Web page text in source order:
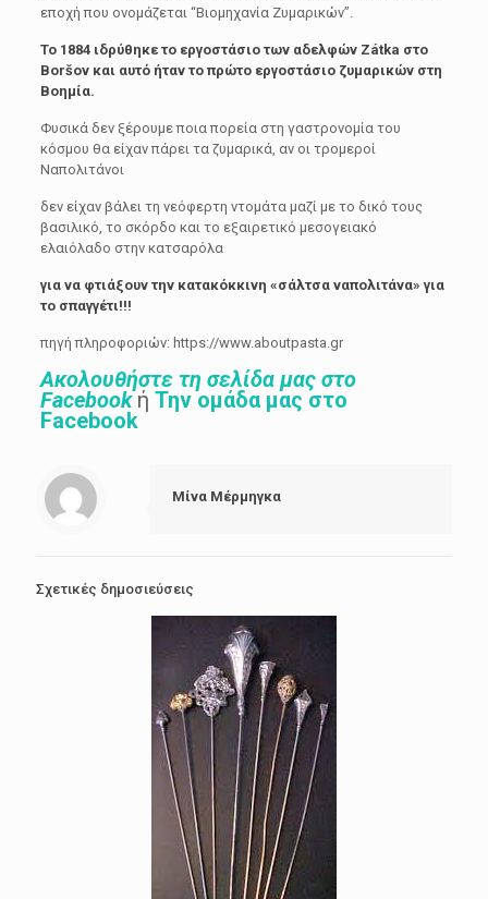
εποχή που ονομάζεται “Βιομηχανία Ζυμαρικών”.
Το 1884 ιδρύθηκε το εργοστάσιο των αδελφών Zátka στο
Boršov και αυτό ήταν το πρώτο εργοστάσιο ζυμαρικών στη
Βοημία.
Φυσικά δεν ξέρουμε ποια πορεία στη γαστρονομία του
κόσμου θα είχαν πάρει τα ζυμαρικά, αν οι τρομεροί
Ναπολιτάνοι
δεν είχαν βάλει τη νεόφερτη ντομάτα μαζί με το δικό τους
βασιλικό, το σκόρδο και το εξαιρετικό μεσογειακό
ελαιόλαδο στην κατσαρόλα
για να φτιάξουν την κατακόκκινη «σάλτσα ναπολιτάνα» για
το σπαγγέτι!!!
πηγή πληροφοριών: https://www.aboutpasta.gr
Ακολουθήστε τη σελίδα μας στο
Facebook ή Την ομάδα μας στο
Facebook
Μίνα Μέρμηγκα
Σχετικές δημοσιεύσεις